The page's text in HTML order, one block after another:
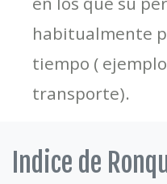
habitualmente
tiempo (
transporte).
Indice de